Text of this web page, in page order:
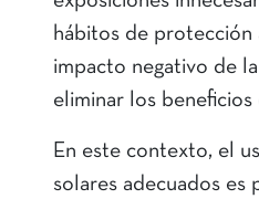
hábitos de protección
impacto negativo de
eliminar los beneficios
En este contexto, el
solares adecuados es